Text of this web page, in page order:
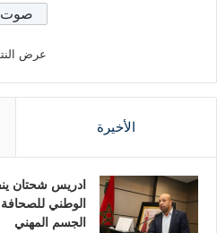
عرض
الأخيرة
ادريس شحتان
الوطني للصحافة
الجسم المهني